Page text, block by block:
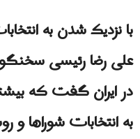
با نزدیک شدن به
علی رضا رئیسی
در ایران گفت که
به انتخابات شوراها و